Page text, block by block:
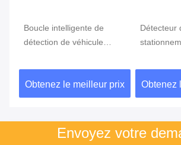
Boucle intelligente de
détection de véhicule
stationnement avec le
relais deux
Obtenez le meilleur prix
Détecteur
pour la
Obtenez
Envoyez votre